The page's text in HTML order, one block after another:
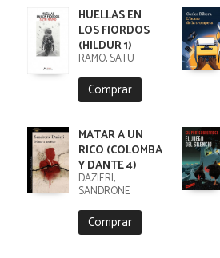
HUELLAS EN
LOS FIORDOS
(HILDUR 1)
RÄMÖ, SATU
Comprar
MATAR A UN
RICO (COLOMBA
Y DANTE 4)
DAZIERI,
SANDRONE
Comprar